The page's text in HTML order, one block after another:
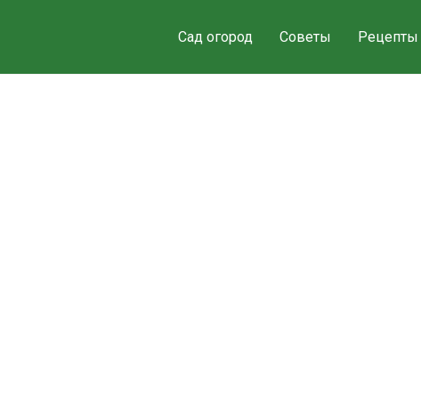
Сад огород Советы Рецепты